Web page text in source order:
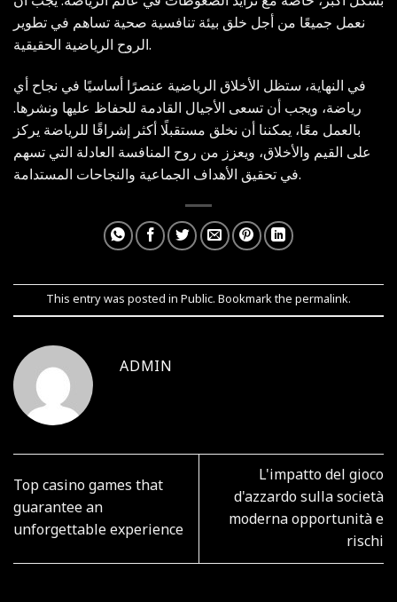
نعمل جميعًا من أجل خلق بيئة تنافسية صحية تساهم في تطوير
الروح الرياضية الحقيقية.
في النهاية، ستظل الأخلاق الرياضية عنصرًا أساسيًا في نجاح أي
رياضة، ويجب أن تسعى الأجيال القادمة للحفاظ عليها ونشرها.
بالعمل معًا، يمكننا أن نخلق مستقبلًا أكثر إشراقًا للرياضة يركز
على القيم والأخلاق، ويعزز من روح المنافسة العادلة التي تسهم
في تحقيق الأهداف الجماعية والنجاحات المستدامة.
This entry was posted in Public. Bookmark the permalink.
ADMIN
Top casino games that
guarantee an
unforgettable experience
L'impatto del gioco
d'azzardo sulla società
moderna opportunità e
rischi